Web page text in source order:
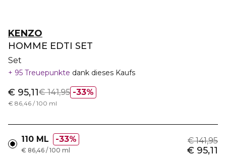
KENZO
HOMME EDTI SET
Set
95 Treuepunkte dank dieses Kaufs
33%
€ 95,11€ 141,95
€ 86,46 / 100 ml
110 ML 33% € 141,95
€ 95,11
€ 86,46 / 100 ml